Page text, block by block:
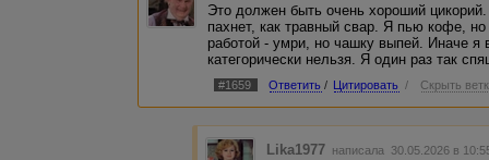
Это должен быть очень хороший
пахнет, как травный свар. Я пью кофе,
работой - умри, но чашку выпей. Иначе я
категорически нельзя. Я один раз так
#1659 Ответить / Цитировать / Скрыть
Lika1977 написала 30.05.2026 в